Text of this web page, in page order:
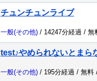
チュンチュンライブ
一般(その他) / 14247分経過 / 無
test♪やめられないとまら
一般(その他) / 195分経過 / 無料